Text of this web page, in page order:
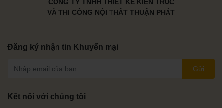
CÔNG TY TNHH THIẾT KẾ KIẾN TRÚC
VÀ THI CÔNG NỘI THẤT THUẬN PHÁT
Đăng ký nhận tin Khuyến mại
Gửi
Kết nối với chúng tôi